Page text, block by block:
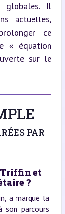
globales. Il
actuelles,
ce
« équation
sur le
PAR
Triffin et
?
a marqué la
son parcours